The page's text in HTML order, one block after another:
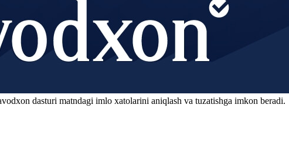
dasturi matndagi imlo xatolarini aniqlash va tuzatishga imkon beradi.